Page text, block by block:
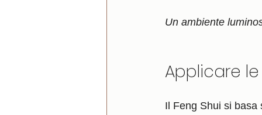
Un ambiente
Applicare
Il Feng Shui si basa